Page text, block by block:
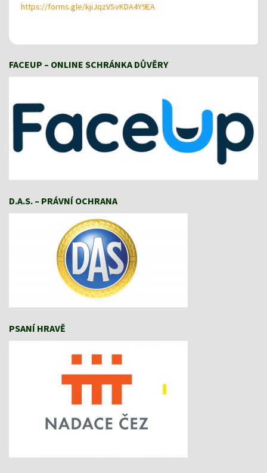
https://forms.gle/kjiJqzVSvKDA4Y9EA
FACEUP – ONLINE SCHRÁNKA DŮVĚRY
D.A.S. – PRÁVNÍ OCHRANA
PSANÍ HRAVĚ